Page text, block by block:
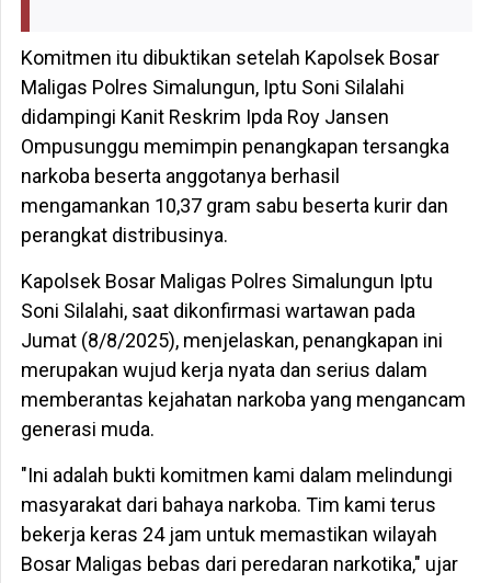
Komitmen itu dibuktikan setelah Kapolsek Bosar
Maligas Polres Simalungun, Iptu Soni Silalahi
didampingi Kanit Reskrim Ipda Roy Jansen
Ompusunggu memimpin penangkapan tersangka
narkoba beserta anggotanya berhasil
mengamankan 10,37 gram sabu beserta kurir dan
perangkat distribusinya.
Kapolsek Bosar Maligas Polres Simalungun Iptu
Soni Silalahi, saat dikonfirmasi wartawan pada
Jumat (8/8/2025), menjelaskan, penangkapan ini
merupakan wujud kerja nyata dan serius dalam
memberantas kejahatan narkoba yang mengancam
generasi muda.
"Ini adalah bukti komitmen kami dalam melindungi
masyarakat dari bahaya narkoba. Tim kami terus
bekerja keras 24 jam untuk memastikan wilayah
Bosar Maligas bebas dari peredaran narkotika," ujar